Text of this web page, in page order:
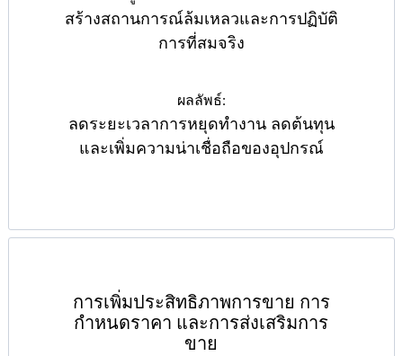
สร้างสถานการณ์ล้มเหลวและการปฏิบัติ
การที่สมจริง
ผลลัพธ์:
ลดระยะเวลาการหยุดทำงาน ลดต้นทุน
และเพิ่มความน่าเชื่อถือของอุปกรณ์
การเพิ่มประสิทธิภาพการขาย การ
กำหนดราคา และการส่งเสริมการ
ขาย